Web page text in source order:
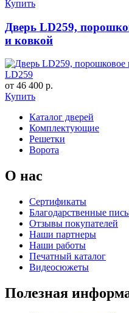
Купить
Дверь LD259,
и ковкой
LD259
от 46 400 р.
Купить
Каталог дверей
Комплектующие
Решетки
Ворота
О нас
Сертификаты
Благодарственные
Отзывы покупателей
Наши партнеры
Наши работы
Печатный каталог
Видеосюжеты
Полезная